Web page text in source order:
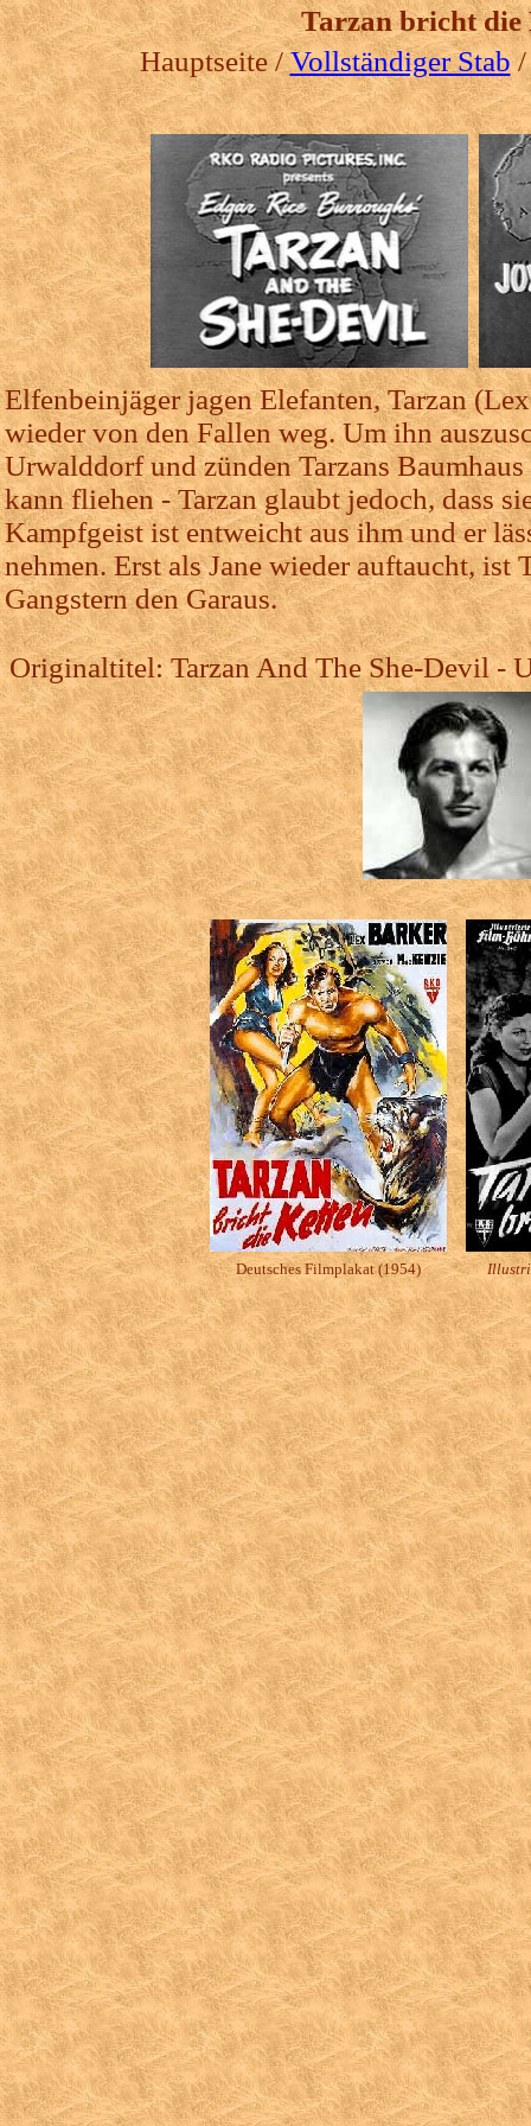
Tarzan bricht die
Hauptseite /Vollständiger Stab
Elfenbeinjäger jagen Elefanten, Tarzan
wieder von den Fallen weg. Um ihn
Urwalddorf und zünden Tarzans
kann fliehen - Tarzan glaubt jedoch, dass
Kampfgeist ist entweicht aus ihm und er
nehmen. Erst als Jane wieder auftaucht, ist
Gangstern den Garaus.
Originaltitel: Tarzan And The She-Devil -
Deutsches Filmplakat (1954)